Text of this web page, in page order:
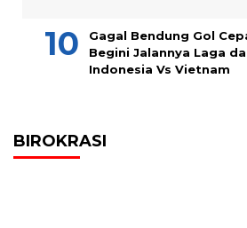
Gagal Bendung Gol
Begini Jalannya Laga
Indonesia Vs Vietnam
BIROKRASI